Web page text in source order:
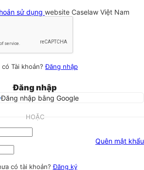
sử dụng website Caselaw Việt Nam
có Tài khoản?Đăng nhập
Đăng nhập
Đăng nhập bằng Google
HOẶC
Quên mật khẩu
có tài khoản?Đăng ký